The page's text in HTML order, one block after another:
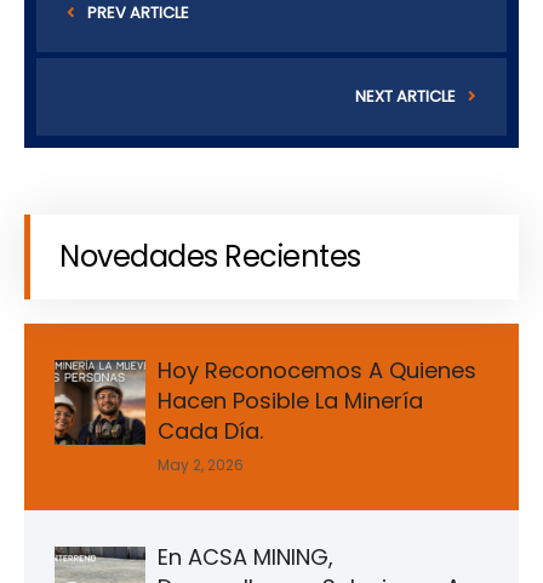
PREV ARTICLE
NEXT ARTICLE
Novedades Recientes
Hoy Reconocemos A Quienes
Hacen Posible La Minería
Cada Día.
May 2, 2026
En ACSA MINING,